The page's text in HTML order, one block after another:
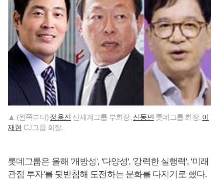
▲ (왼쪽부터) 정용진 신세계그룹 부회장, 신동빈 롯데그룹 회장, 이
재현 CJ그룹 회장.
롯데그룹은 올해 '개방성', '다양성', '강력한 실행력', '미래
관점 투자'를 뒷받침해 도전하는 문화를 다지기로 했다.